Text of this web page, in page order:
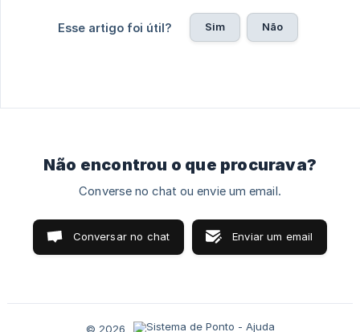
Esse artigo foi útil? Sim Não
Não encontrou o que procurava?
Converse no chat ou envie um email.
Conversar no chat Enviar um email
© 2026